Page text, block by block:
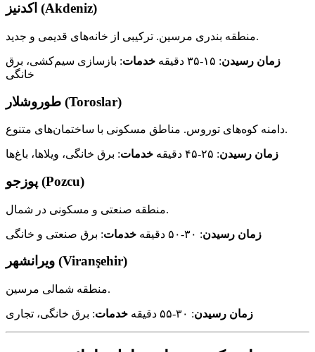
اکدنیز (Akdeniz)
منطقه بندری مرسین. ترکیبی از خانه‌های قدیمی و جدید.
زمان رسیدن: ۱۵-۳۵ دقیقه خدمات: بازسازی سیم‌کشی، برق
خانگی
طوروشلار (Toroslar)
دامنه کوه‌های توروس. مناطق مسکونی با ساختمان‌های متنوع.
زمان رسیدن: ۲۵-۴۵ دقیقه خدمات: برق خانگی، ویلاها، باغ‌ها
پوزجو (Pozcu)
منطقه صنعتی و مسکونی در شمال.
زمان رسیدن: ۳۰-۵۰ دقیقه خدمات: برق صنعتی و خانگی
ویرانشهر (Viranşehir)
منطقه شمالی مرسین.
زمان رسیدن: ۳۰-۵۵ دقیقه خدمات: برق خانگی، تجاری